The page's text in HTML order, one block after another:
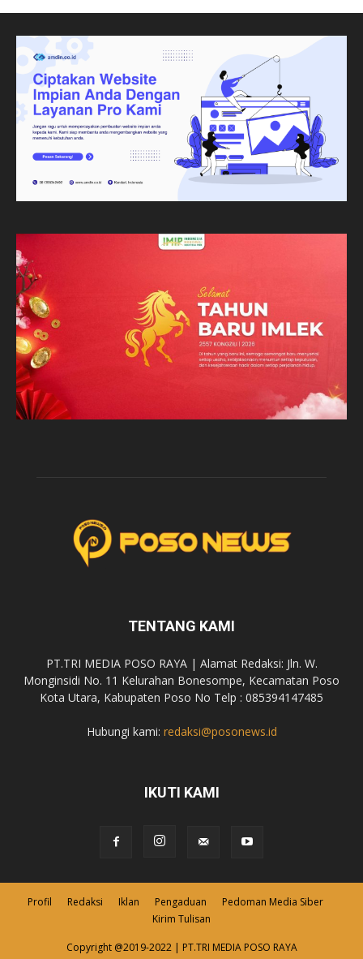
TENTANG KAMI
PT.TRI MEDIA POSO RAYA | Alamat Redaksi: Jln. W.
Monginsidi No. 11 Kelurahan Bonesompe, Kecamatan Poso
Kota Utara, Kabupaten Poso No Telp : 085394147485
Hubungi kami: redaksi@posonews.id
IKUTI KAMI
Profil Redaksi Iklan Pengaduan
Pedoman Media Siber
Kirim Tulisan
Copyright @2019-2022 | PT.TRI MEDIA POSO RAYA